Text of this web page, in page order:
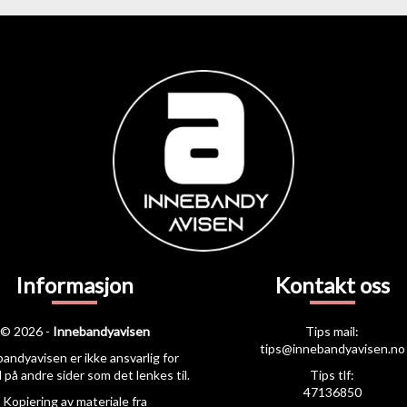
Informasjon
© 2026 - Innebandyavisen
er ikke ansvarlig for
på andre sider som det lenkes til.
Kopiering av materiale fra
Kontakt oss
Tips mail:
tips@innebandyavisen.no
Tips tlf:
47136850